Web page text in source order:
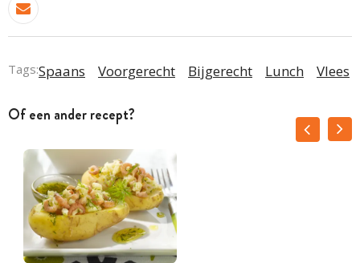
Tags:Spaans Voorgerecht Bijgerecht Lunch Vlees
Of een ander recept?